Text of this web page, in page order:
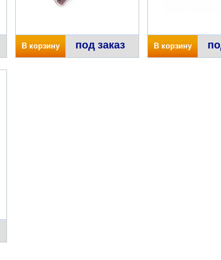
В корзину под заказ В корзину